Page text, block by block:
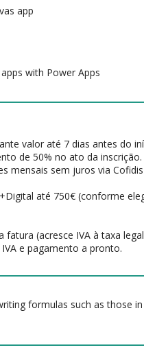
app
with Power Apps
valor até 7 dias antes do
de 50% no ato da inscrição.
mensais sem juros via
até 750€ (conforme
fatura (acresce IVA à taxa
e pagamento a pronto.
formulas such as those